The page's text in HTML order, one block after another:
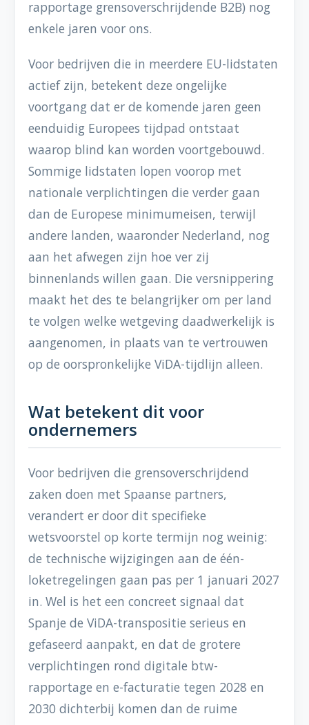
rapportage grensoverschrijdende B2B) nog
enkele jaren voor ons.
Voor bedrijven die in meerdere EU-lidstaten
actief zijn, betekent deze ongelijke
voortgang dat er de komende jaren geen
eenduidig Europees tijdpad ontstaat
waarop blind kan worden voortgebouwd.
Sommige lidstaten lopen voorop met
nationale verplichtingen die verder gaan
dan de Europese minimumeisen, terwijl
andere landen, waaronder Nederland, nog
aan het afwegen zijn hoe ver zij
binnenlands willen gaan. Die versnippering
maakt het des te belangrijker om per land
te volgen welke wetgeving daadwerkelijk is
aangenomen, in plaats van te vertrouwen
op de oorspronkelijke ViDA-tijdlijn alleen.
Wat betekent dit voor
ondernemers
Voor bedrijven die grensoverschrijdend
zaken doen met Spaanse partners,
verandert er door dit specifieke
wetsvoorstel op korte termijn nog weinig:
de technische wijzigingen aan de één-
loketregelingen gaan pas per 1 januari 2027
in. Wel is het een concreet signaal dat
Spanje de ViDA-transpositie serieus en
gefaseerd aanpakt, en dat de grotere
verplichtingen rond digitale btw-
rapportage en e-facturatie tegen 2028 en
2030 dichterbij komen dan de ruime